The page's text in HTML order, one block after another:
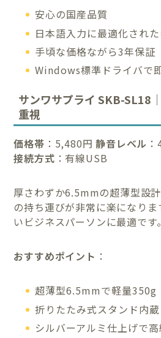
安心の国産品質
日本語入力に最適化され
手頃な価格ながら3年保証
Windows標準ドライバで
サンワサプライ SKB-SL18
重視
価格帯 ：5,480円静音レベル
接続方式 ：有線USB
厚さわずか6.5mmの超薄型設
の持ち運びが非常に楽になり
いビジネスパーソンに最適です。
おすすめポイント ：
超薄型6.5mmで軽量350g
折りたたみ式スタンド内蔵
シルバーアルミ仕上げで